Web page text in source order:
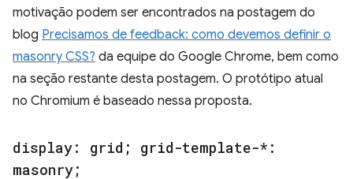
motivação podem ser encontrados na postagem do
blog Precisamos de feedback: como devemos definir o
masonry CSS? da equipe do Google Chrome, bem como
na seção restante desta postagem. O protótipo atual
no Chromium é baseado nessa proposta.
display: grid; grid-template-*:
masonry;